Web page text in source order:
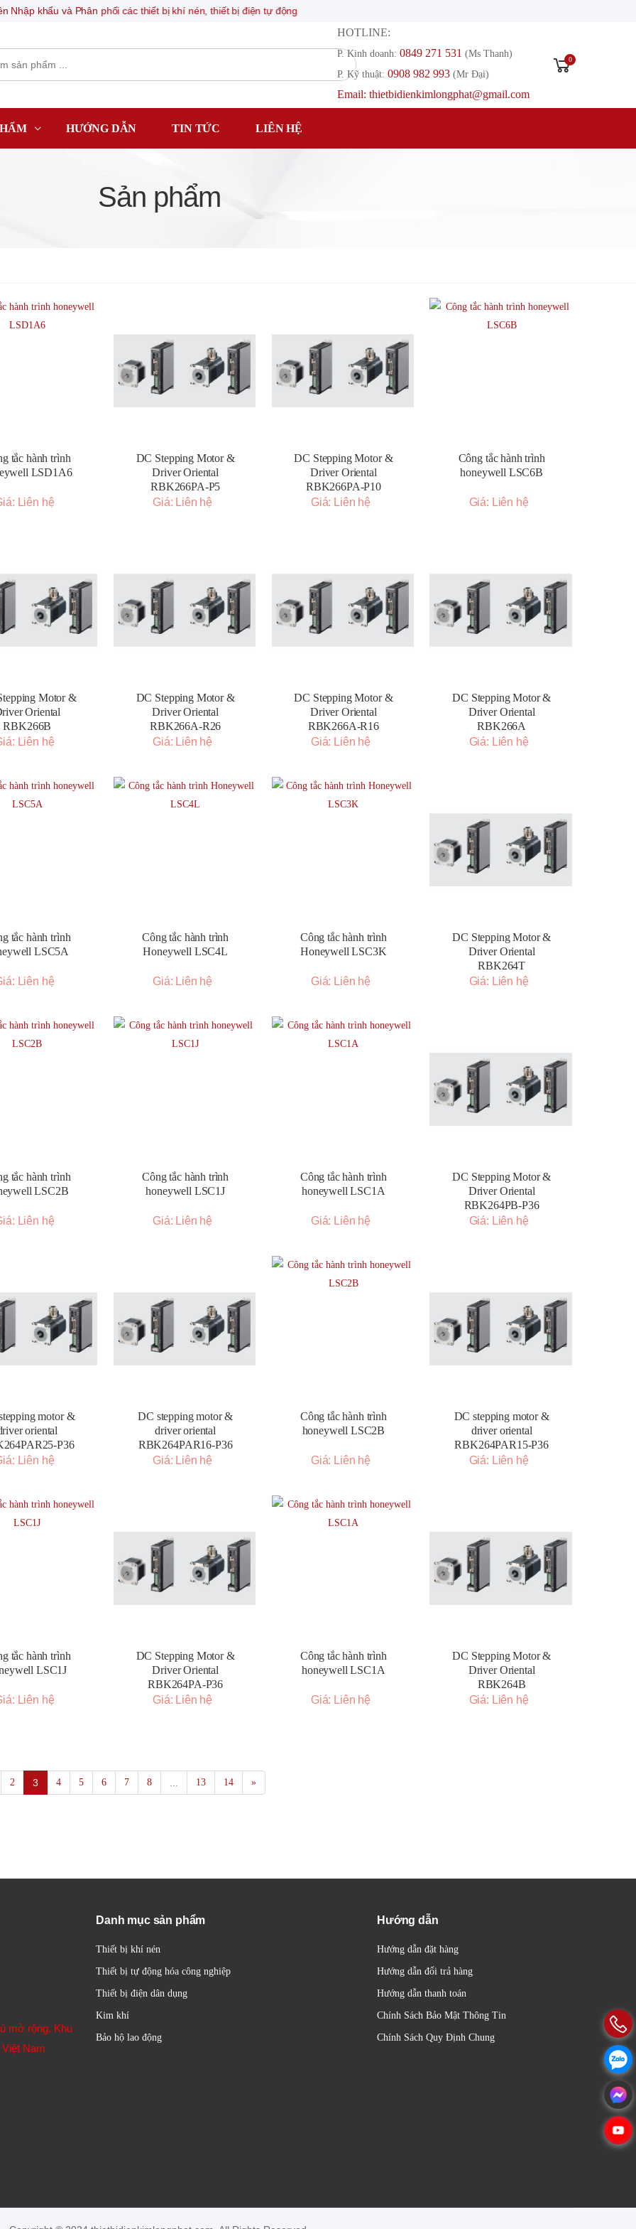
Nhập khẩu và Phân phối các thiết bị khí nén, thiết bị điện tự động
HOTLINE:
P. Kinh doanh: 0849 271 531 (Ms Thanh)
P. Kỹ thuật: 0908 982 993​ (Mr Đại)
Email: thietbidienkimlongphat@gmail.com
0
HƯỚNG DẪN TIN TỨC LIÊN HỆ
Sản phẩm
tắc hành trình
LSD1A6
Liên hệ
DC Stepping Motor &
Driver Oriental
RBK266PA-P5
Giá: Liên hệ
DC Stepping Motor &
Driver Oriental
RBK266PA-P10
Giá: Liên hệ
Công tắc hành trình
honeywell LSC6B
Giá: Liên hệ
Motor &
Oriental
RBK266B
Liên hệ
DC Stepping Motor &
Driver Oriental
RBK266A-R26
Giá: Liên hệ
DC Stepping Motor &
Driver Oriental
RBK266A-R16
Giá: Liên hệ
DC Stepping Motor &
Driver Oriental
RBK266A
Giá: Liên hệ
tắc hành trình
LSC5A
Liên hệ
Công tắc hành trình
Honeywell LSC4L
Giá: Liên hệ
Công tắc hành trình
Honeywell LSC3K
Giá: Liên hệ
DC Stepping Motor &
Driver Oriental
RBK264T
Giá: Liên hệ
tắc hành trình
LSC2B
Liên hệ
Công tắc hành trình
honeywell LSC1J
Giá: Liên hệ
Công tắc hành trình
honeywell LSC1A
Giá: Liên hệ
DC Stepping Motor &
Driver Oriental
RBK264PB-P36
Giá: Liên hệ
motor &
oriental
P36
Liên hệ
DC stepping motor &
driver oriental
RBK264PAR16-P36
Giá: Liên hệ
Công tắc hành trình
honeywell LSC2B
Giá: Liên hệ
DC stepping motor &
driver oriental
RBK264PAR15-P36
Giá: Liên hệ
tắc hành trình
LSC1J
Liên hệ
DC Stepping Motor &
Driver Oriental
RBK264PA-P36
Giá: Liên hệ
Công tắc hành trình
honeywell LSC1A
Giá: Liên hệ
DC Stepping Motor &
Driver Oriental
RBK264B
Giá: Liên hệ
2 3 4 5 6 7 8 13 14 »
mở rộng, Khu
Nam
Danh mục sản phẩm
Thiết bị khí nén
Thiết bị tự động hóa công nghiệp
Thiết bị điện dân dụng
Kim khí
Bảo hộ lao động
Hướng dẫn
Hướng dẫn đặt hàng
Hướng dẫn đổi trả hàng
Hướng dẫn thanh toán
Chính Sách Bảo Mật Thông Tin
Chính Sách Quy Định Chung